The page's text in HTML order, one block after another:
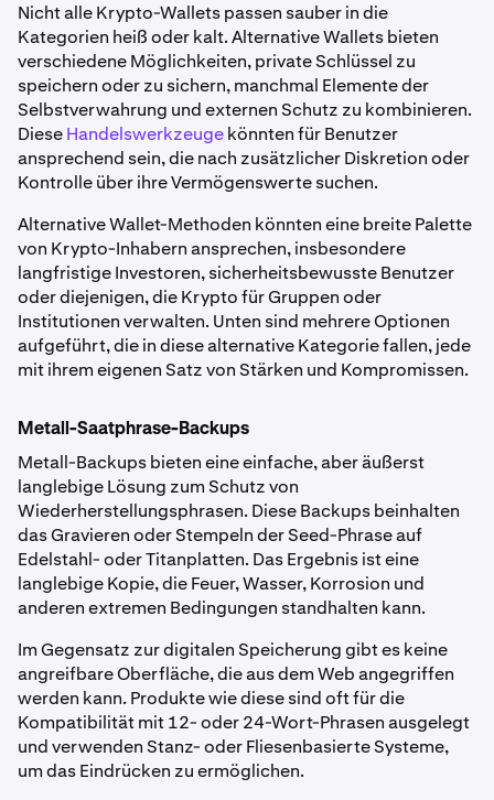
Nicht alle Krypto-Wallets passen sauber in die
Kategorien heiß oder kalt. Alternative Wallets bieten
verschiedene Möglichkeiten, private Schlüssel zu
speichern oder zu sichern, manchmal Elemente der
Selbstverwahrung und externen Schutz zu kombinieren.
DieseHandelswerkzeugekönnten für Benutzer
ansprechend sein, die nach zusätzlicher Diskretion oder
Kontrolle über ihre Vermögenswerte suchen.
Alternative Wallet-Methoden könnten eine breite Palette
von Krypto-Inhabern ansprechen, insbesondere
langfristige Investoren, sicherheitsbewusste Benutzer
oder diejenigen, die Krypto für Gruppen oder
Institutionen verwalten. Unten sind mehrere Optionen
aufgeführt, die in diese alternative Kategorie fallen, jede
mit ihrem eigenen Satz von Stärken und Kompromissen.
Metall-Saatphrase-Backups
Metall-Backups bieten eine einfache, aber äußerst
langlebige Lösung zum Schutz von
Wiederherstellungsphrasen. Diese Backups beinhalten
das Gravieren oder Stempeln der Seed-Phrase auf
Edelstahl- oder Titanplatten. Das Ergebnis ist eine
langlebige Kopie, die Feuer, Wasser, Korrosion und
anderen extremen Bedingungen standhalten kann.
Im Gegensatz zur digitalen Speicherung gibt es keine
angreifbare Oberfläche, die aus dem Web angegriffen
werden kann. Produkte wie diese sind oft für die
Kompatibilität mit 12- oder 24-Wort-Phrasen ausgelegt
und verwenden Stanz- oder Fliesenbasierte Systeme,
um das Eindrücken zu ermöglichen.